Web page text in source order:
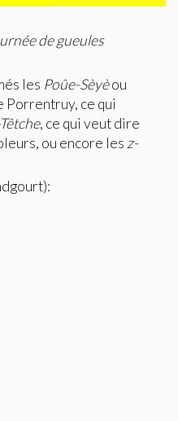
de gueules
les Poûe-Sèyèou
Porrentruy, ce qui
, ce qui veut dire
ou encore lesz-